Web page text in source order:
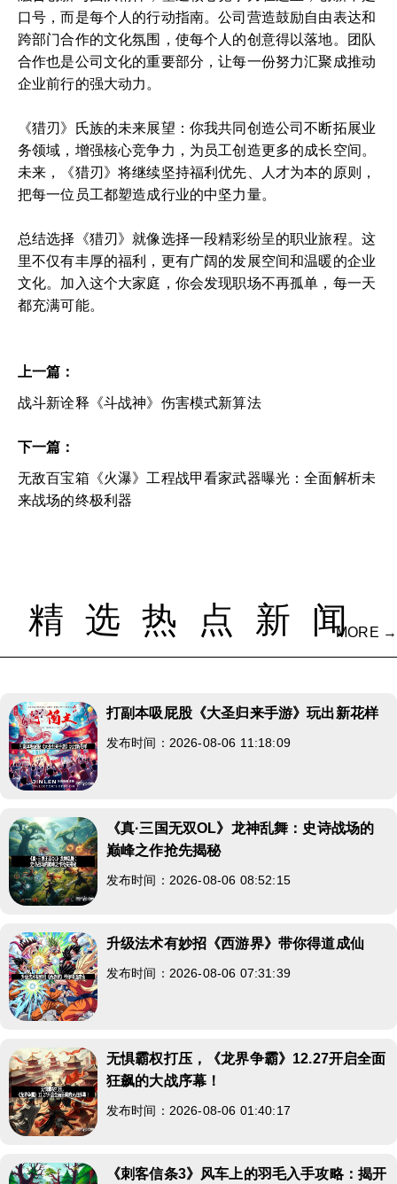
口号，而是每个人的行动指南。公司营造鼓励自由表达和
跨部门合作的文化氛围，使每个人的创意得以落地。团队
合作也是公司文化的重要部分，让每一份努力汇聚成推动
企业前行的强大动力。
《猎刃》氏族的未来展望：你我共同创造公司不断拓展业
务领域，增强核心竞争力，为员工创造更多的成长空间。
未来，《猎刃》将继续坚持福利优先、人才为本的原则，
把每一位员工都塑造成行业的中坚力量。
总结选择《猎刃》就像选择一段精彩纷呈的职业旅程。这
里不仅有丰厚的福利，更有广阔的发展空间和温暖的企业
文化。加入这个大家庭，你会发现职场不再孤单，每一天
都充满可能。
上一篇：
战斗新诠释《斗战神》伤害模式新算法
下一篇：
无敌百宝箱《火瀑》工程战甲看家武器曝光：全面解析未
来战场的终极利器
精选热点新闻
MORE →
打副本吸屁股《大圣归来手游》玩出新花样
发布时间：2026-08-06 11:18:09
《真·三国无双OL》龙神乱舞：史诗战场的
巅峰之作抢先揭秘
发布时间：2026-08-06 08:52:15
升级法术有妙招《西游界》带你得道成仙
发布时间：2026-08-06 07:31:39
无惧霸权打压，《龙界争霸》12.27开启全面
狂飙的大战序幕！
发布时间：2026-08-06 01:40:17
《刺客信条3》风车上的羽毛入手攻略：揭开